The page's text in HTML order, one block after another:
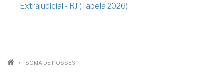
Extrajudicial - RJ (Tabela 2026)
TRILHA
SOMA DE POSSES